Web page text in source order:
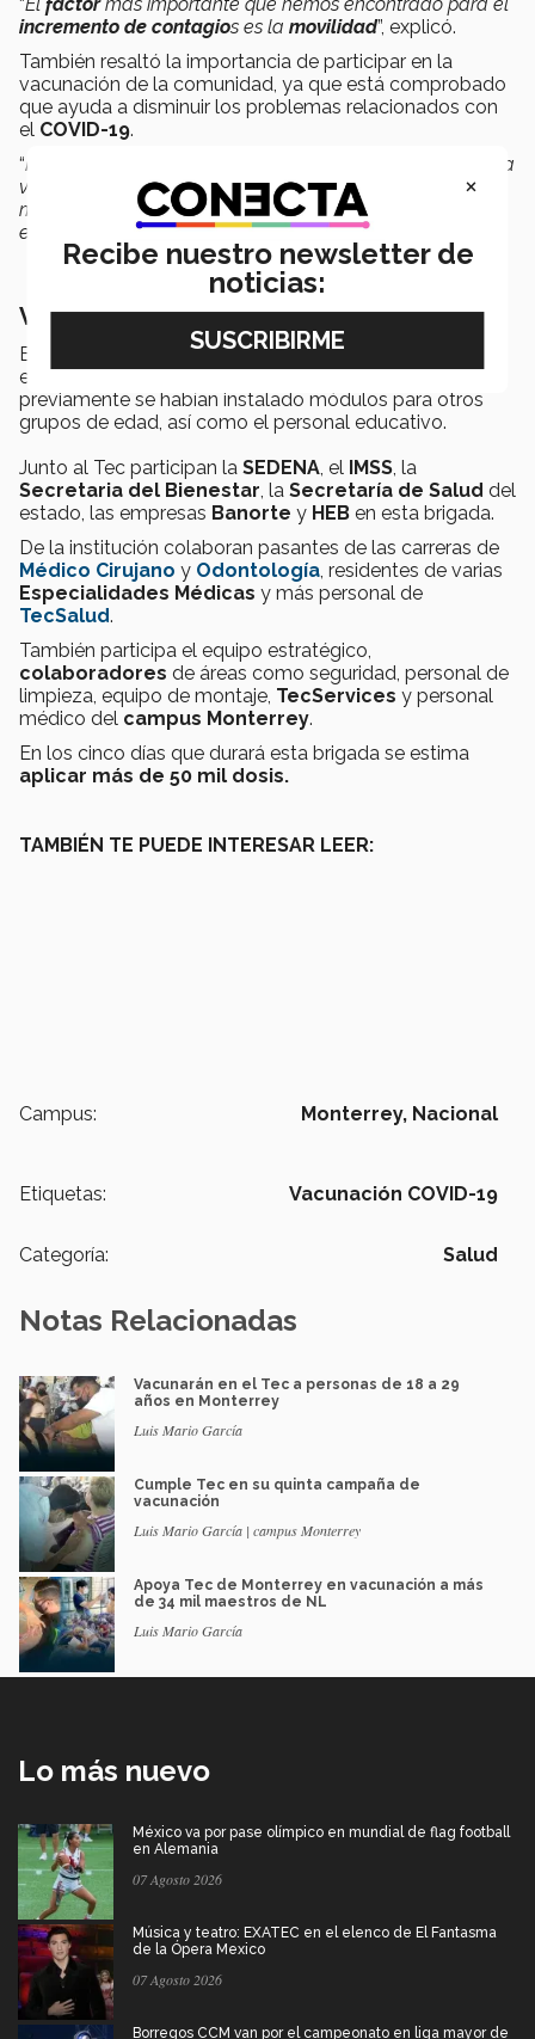
incremento de contagios es la movilidad”, explicó.
También resaltó la importancia de participar en la
vacunación de la comunidad, ya que está comprobado
que ayuda a disminuir los problemas relacionados con
el COVID-19.
“Hay evidencia bibliográfica que hemos tenido de cómo la
vacuna desarrolla inmunidad y protege de una manera
muy eficiente a que la enfermedad no se agrave, para
evitar hospitalización, para evitar la muerte
Vacunación en el Tec
Esta es la sexta campaña de vacunación que se realiza
en el
previamente se habían instalado módulos para otros
grupos de edad, así como el personal educativo.
Junto al Tec participan la SEDENA, el IMSS, la
Secretaria del Bienestar, la Secretaría de Salud del
estado, las empresas Banorte y HEB en esta brigada.
De la institución colaboran pasantes de las carreras de
Médico Cirujano y Odontología, residentes de varias
Especialidades Médicas y más personal de
TecSalud.
También participa el equipo estratégico,
colaboradores de áreas como seguridad, personal de
limpieza, equipo de montaje, TecServices y personal
médico del campus Monterrey.
En los cinco días que durará esta brigada se estima
aplicar más de 50 mil dosis.
TAMBIÉN TE PUEDE INTERESAR LEER:
Campus: Monterrey, Nacional
Etiquetas: Vacunación COVID-19
Categoría: Salud
Notas Relacionadas
Vacunarán en el Tec a personas de 18 a 29
años en Monterrey
Luis Mario García
Cumple Tec en su quinta campaña de
vacunación
Luis Mario García | campus Monterrey
Apoya Tec de Monterrey en vacunación a más
de 34 mil maestros de NL
Luis Mario García
Lo más nuevo
México va por pase olímpico en mundial de flag football
en Alemania
07 Agosto 2026
Música y teatro: EXATEC en el elenco de El Fantasma
de la Ópera Mexico
07 Agosto 2026
Borregos CCM van por el campeonato en liga mayor de
×
Recibe nuestro newsletter de
noticias: